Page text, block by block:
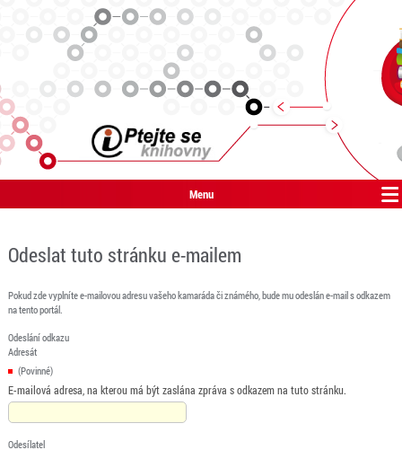
Menu
Odeslat tuto stránku e-mailem
Pokud zde vyplníte e-mailovou adresu vašeho kamaráda či známého, bude mu odeslán e-mail s odkazem
na tento portál.
Odeslání odkazu
Adresát
(Povinné)
E-mailová adresa, na kterou má být zaslána zpráva s odkazem na tuto stránku.
Odesílatel